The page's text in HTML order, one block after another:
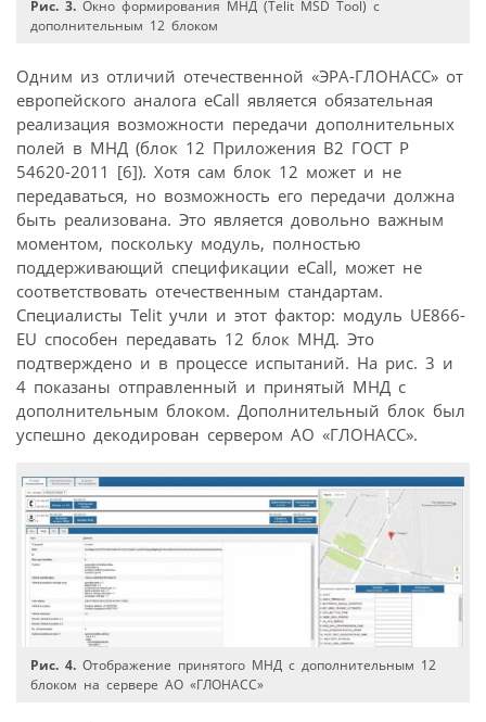
Рис. 3. Окно формирования МНД (Telit MSD Tool) с
дополнительным 12 блоком
Одним из отличий отечественной «ЭРА-ГЛОНАСС» от
европейского аналога eCall является обязательная
реализация возможности передачи дополнительных
полей в МНД (блок 12 Приложения B2 ГОСТ Р
54620-2011 [6]). Хотя сам блок 12 может и не
передаваться, но возможность его передачи должна
быть реализована. Это является довольно важным
моментом, поскольку модуль, полностью
поддерживающий спецификации eCall, может не
соответствовать отечественным стандартам.
Специалисты Telit учли и этот фактор: модуль UE866-
EU способен передавать 12 блок МНД. Это
подтверждено и в процессе испытаний. На рис. 3 и
4 показаны отправленный и принятый МНД с
дополнительным блоком. Дополнительный блок был
успешно декодирован сервером АО «ГЛОНАСС».
Рис. 4. Отображение принятого МНД с дополнительным 12
блоком на сервере АО «ГЛОНАСС»